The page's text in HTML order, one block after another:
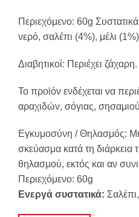
Περιεχόμενο: 60g
νερό, σαλέπι (4%), μέλι
Διαβητικοί: Περιέχει ζάχαρη.
Το προϊόν ενδέχεται να
αραχιδών, σόγιας,
Εγκυμοσύνη / Θηλασμός:
σκεύασμα κατά τη διάρκεια
θηλασμού, εκτός και αν
Περιεχόμενο: 60g
Ενεργά συστατικά: